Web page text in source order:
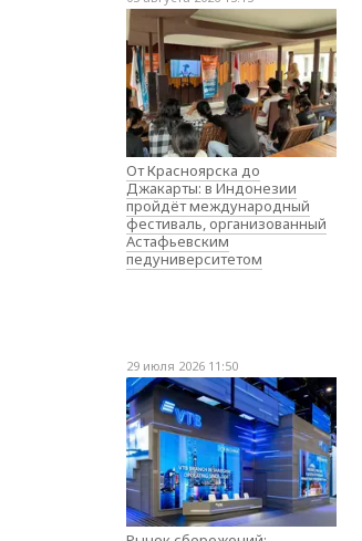
От Красноярска до
Джакарты: в Индонезии
пройдёт международный
фестиваль, организованный
Астафьевским
педуниверситетом
29 июля 2026 11:50